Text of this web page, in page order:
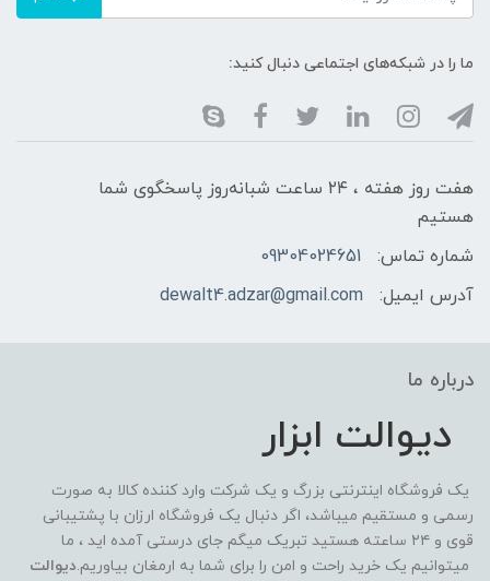
ما را در شبکه‌های اجتماعی دنبال کنید:
هفت روز هفته ، ۲۴ ساعت شبانه‌روز پاسخگوی شما
هستیم
شماره تماس:
09304024651
آدرس ایمیل:
dewalt4.adzar@gmail.com
درباره ما
دیوالت ابزار
یک فروشگاه اینترنتی بزرگ و یک شرکت وارد کننده کالا به صورت
رسمی و مستقیم میباشد، اگر دنبال یک فروشگاه ارزان با پشتیبانی
قوی و ۲۴ ساعته هستید تبریک میگم جای درستی آمده اید ، ما
میتوانیم یک خرید راحت و امن را برای شما به ارمغان بیاوریم.دیوالت